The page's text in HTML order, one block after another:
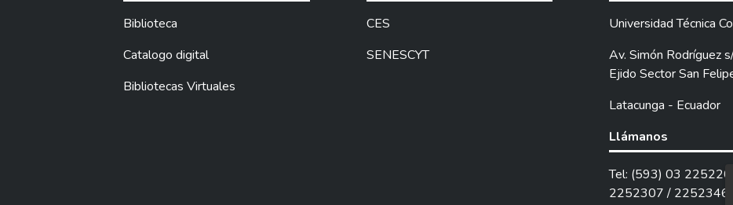
Biblioteca
Catalogo digital
Bibliotecas Virtuales
CES
SENESCYT
Universidad Técnica
Av. Simón Rodríguez
Ejido Sector San
Latacunga - Ecuador
Llámanos
Tel: (593) 03
2252307 / 2252346.